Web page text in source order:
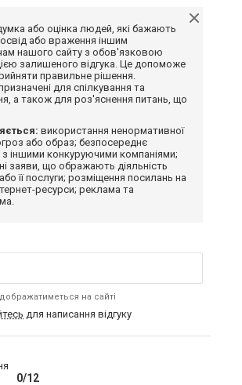
або оцінка людей, які бажають
або враження іншим
нашого сайту з обов'язковою
залишеного відгука. Це допоможе
правильне рішення.
для спілкування та
а також для роз'яснення питань, що
використання ненормативної
або образ; безпосереднє
з іншими конкуруючими компаніями;
заяви, що ображають діяльність
або її послуги; розміщення посилань на
ресурси; реклама та
на сайті
для написання відгуку
0/12